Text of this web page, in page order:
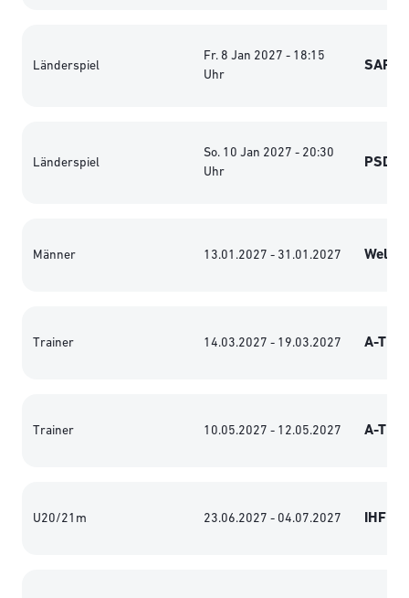
Länderspiel
Fr. 8 Jan 2027 - 18:15
Uhr
SAP
Länderspiel
So. 10 Jan 2027 - 20:30
Uhr
PSD
Männer 13.01.2027 - 31.01.2027
Trainer 14.03.2027 - 19.03.2027 A-
Trainer 10.05.2027 - 12.05.2027 A-
U20/21m 23.06.2027 - 04.07.2027 IHF